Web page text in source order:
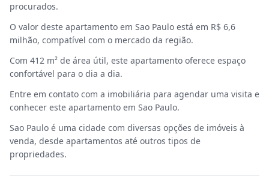
procurados.
O valor deste apartamento em Sao Paulo está em R$ 6,6
milhão, compatível com o mercado da região.
Com 412 m² de área útil, este apartamento oferece espaço
confortável para o dia a dia.
Entre em contato com a imobiliária para agendar uma visita e
conhecer este apartamento em Sao Paulo.
Sao Paulo é uma cidade com diversas opções de imóveis à
venda, desde apartamentos até outros tipos de
propriedades.